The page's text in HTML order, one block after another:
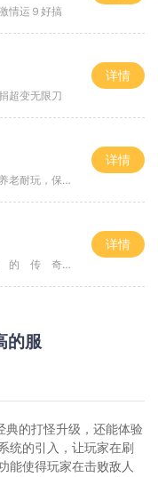
情运９好搞
超变无限刀
详情
玩，保底回収
详情
传 奇
详情
的服
典的打怪升级，还能体验
统的引入，让玩家在刷
能使得玩家在击败敌人